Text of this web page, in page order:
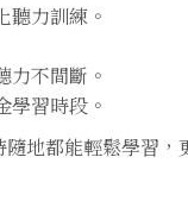
聽力訓練。
力不間斷。
學習時段。
地都能輕鬆學習，